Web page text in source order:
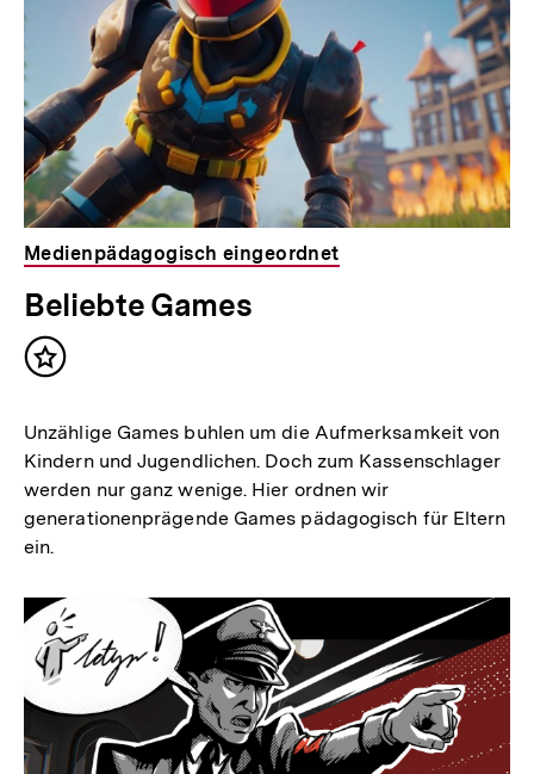
Medienpädagogisch eingeordnet
Beliebte Games
Inhalt
Unzählige Games buhlen um die Aufmerksamkeit von
Kindern und Jugendlichen. Doch zum Kassenschlager
werden nur ganz wenige. Hier ordnen wir
generationenprägende Games pädagogisch für Eltern
ein.